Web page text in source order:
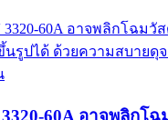
60A อาจพลิกโ